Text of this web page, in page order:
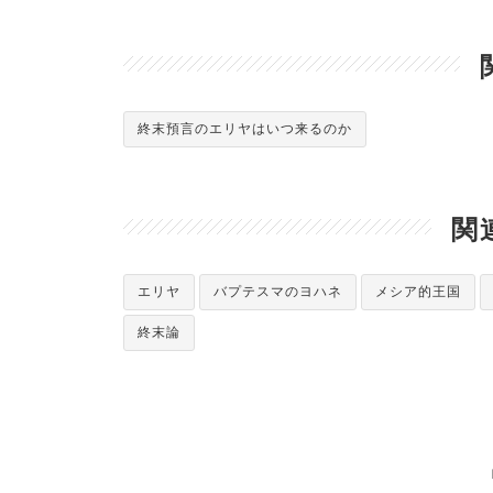
終末預言のエリヤはいつ来るのか
関
エリヤ バプテスマのヨハネ メシア的王国
終末論